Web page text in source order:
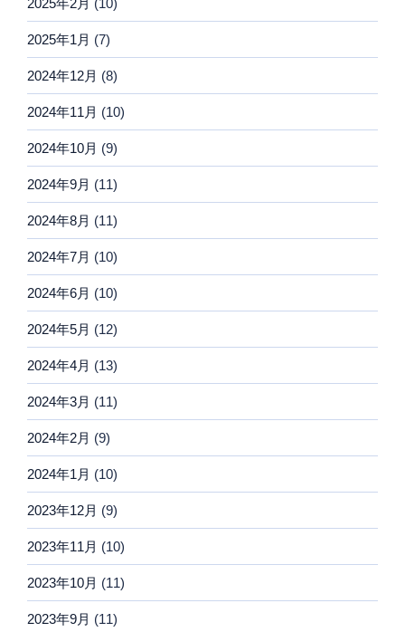
2025年1月 (7)
2024年12月 (8)
2024年11月 (10)
2024年10月 (9)
2024年9月 (11)
2024年8月 (11)
2024年7月 (10)
2024年6月 (10)
2024年5月 (12)
2024年4月 (13)
2024年3月 (11)
2024年2月 (9)
2024年1月 (10)
2023年12月 (9)
2023年11月 (10)
2023年10月 (11)
2023年9月 (11)